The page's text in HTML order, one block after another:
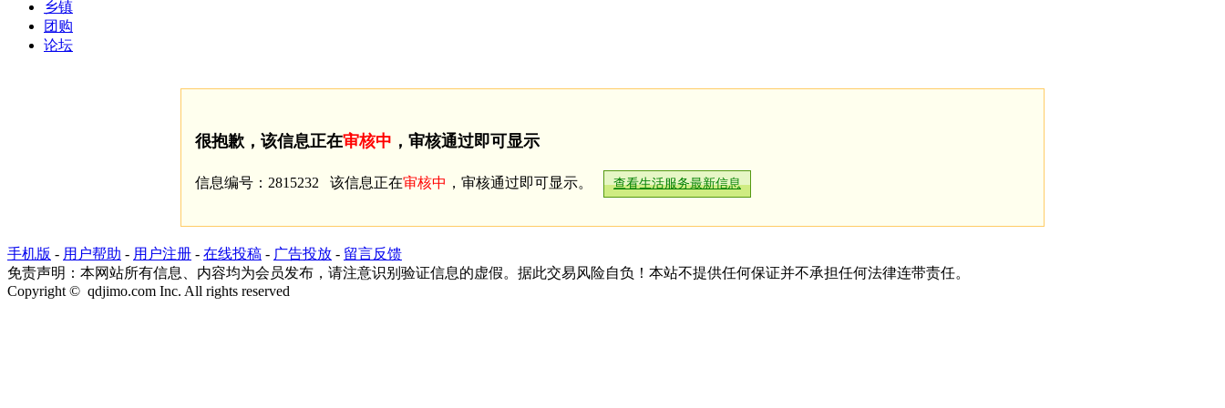
乡镇
团购
论坛
很抱歉，该信息正在审核中 ，审核通过即可显示
信息编号：2815232 该信息正在审核中 ，审核通过即可显示。 查看生活服务最新信息
手机版 - 用户帮助 - 用户注册 - 在线投稿 - 广告投放 - 留言反馈
免责声明：本网站所有信息、内容均为会员发布，请注意识别验证信息的虚假。据此交易风险自负！本站不提供任何保证并不承担任何法律连带责任。
Copyright © qdjimo.com Inc. All rights reserved